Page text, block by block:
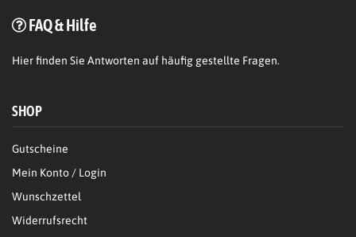
FAQ & Hilfe
Hierfinden Sie Antworten auf häufig gestellte Fragen.
SHOP
Gutscheine
Mein Konto / Login
Wunschzettel
Widerrufsrecht